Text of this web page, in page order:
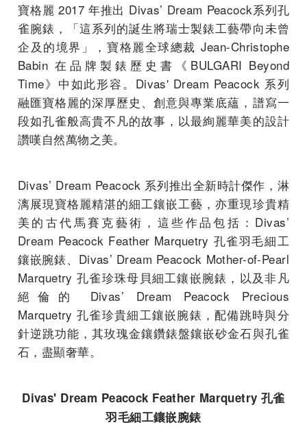
寶格麗 2017 年推出 Divas’ Dream Peacock系列孔
雀腕錶，「這系列的誕生將瑞士製錶工藝帶向未曾
企及的境界 」，寶格麗全球總裁 Jean-Christophe
Babin 在品牌製錶歷史書《BULGARI Beyond
Time》中如此形容。Divas' Dream Peacock 系列
融匯寶格麗的深厚歷史、創意與專業底蘊，譜寫一
段如孔雀般高貴不凡的故事，以最絢麗華美的設計
讚嘆自然萬物之美。
Divas’ Dream Peacock 系列推出全新時計傑作，淋
漓展現寶格麗精湛的細工鑲嵌工藝，亦重現珍貴精
美的古代馬賽克藝術，這些作品包括： Divas’
Dream Peacock Feather Marquetry 孔雀羽毛細工
鑲嵌腕錶、 Divas’ Dream Peacock Mother-of-Pearl
Marquetry孔雀珍珠母貝細工鑲嵌腕錶 ，以及非凡
絕倫的 Divas’ Dream Peacock Precious
Marquetry孔雀珍貴細工鑲嵌腕錶 ，配備跳時與分
針逆跳功能，其玫瑰金鑲鑽錶盤鑲嵌砂金石與孔雀
石，盡顯奢華。
Divas' Dream Peacock Feather Marquetry 孔雀
羽毛細工鑲嵌腕錶